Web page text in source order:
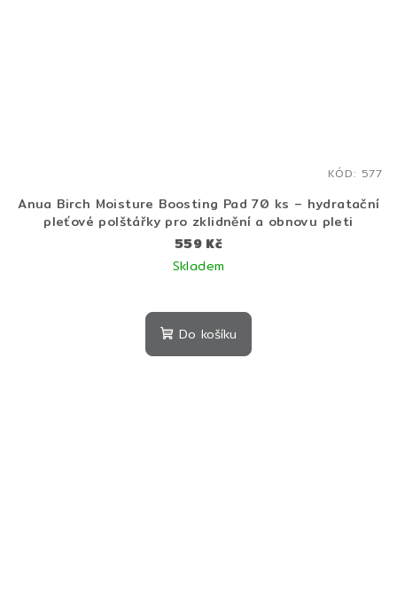
Anua Birch Moisture Boosting Pad 70 ks – hydratační
pleťové polštářky pro zklidnění a obnovu pleti
559 Kč
Skladem
Do košíku
KÓD: 577